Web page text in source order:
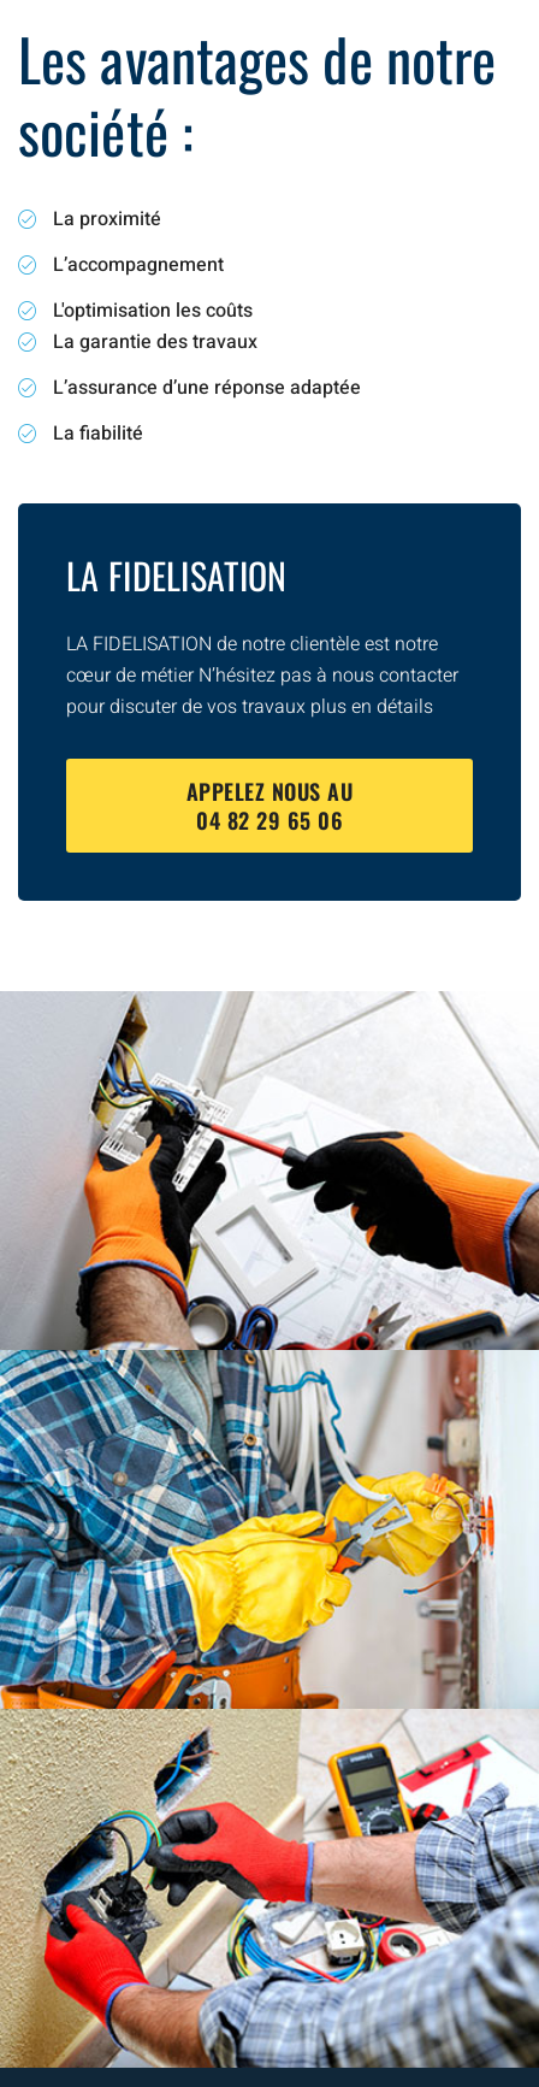
Les avantages de notre
société :
La proximité
L’accompagnement
L'optimisation les coûts
La garantie des travaux
L’assurance d’une réponse adaptée
La fiabilité
LA FIDELISATION
LA FIDELISATION de notre clientèle est notre
cœur de métier N’hésitez pas à nous contacter
pour discuter de vos travaux plus en détails
APPELEZ NOUS AU
04 82 29 65 06